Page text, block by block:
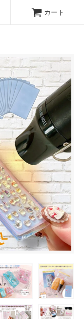
カート